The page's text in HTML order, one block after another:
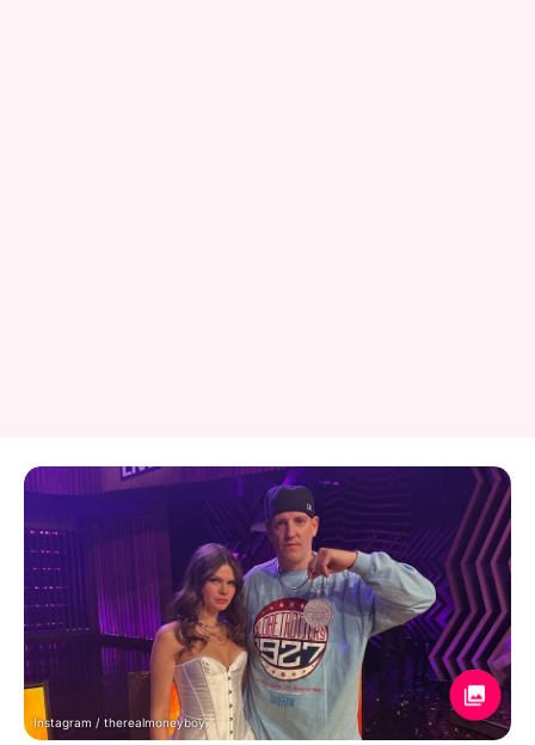
Instagram / therealmoneyboy